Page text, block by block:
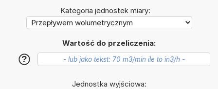
Kategoria jednostek miary:
Wartość do przeliczenia:
?
Jednostka wyjściowa: